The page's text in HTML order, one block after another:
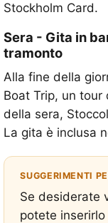
Stockholm Card.
Sera - Gita in
tramonto
Alla fine della
Boat Trip, un tour
della sera,
La gita è inclusa
SUGGERIMENTI
Se desiderate
potete